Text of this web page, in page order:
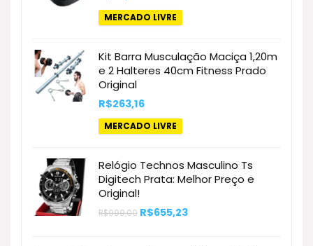
MERCADO LIVRE
Kit Barra Musculação Maciça 1,20m
e 2 Halteres 40cm Fitness Prado
Original
R$263,16
MERCADO LIVRE
Relógio Technos Masculino Ts
Digitech Prata: Melhor Preço e
Original!
R$999,00 O
R$655,23O